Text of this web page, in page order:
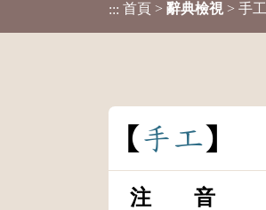
::: 首頁 > 辭典檢視 > 手工
手工
注 音